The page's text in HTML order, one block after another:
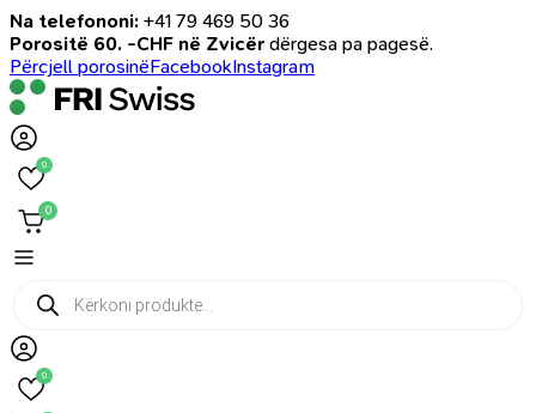
Na telefononi: +41 79 469 50 36
Porositë 60. -CHF në Zvicër dërgesa pa pagesë.
Përcjell porosinëFacebookInstagram
0
0
Products
search
0